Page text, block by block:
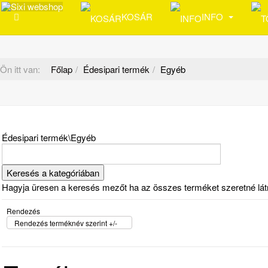
KOSÁR INFO
Ön itt van: Főlap Édesipari termék Egyéb
Édesipari termék\Egyéb
Hagyja üresen a keresés mezőt ha az összes terméket szeretné
Rendezés
Rendezés terméknév szerint +/-